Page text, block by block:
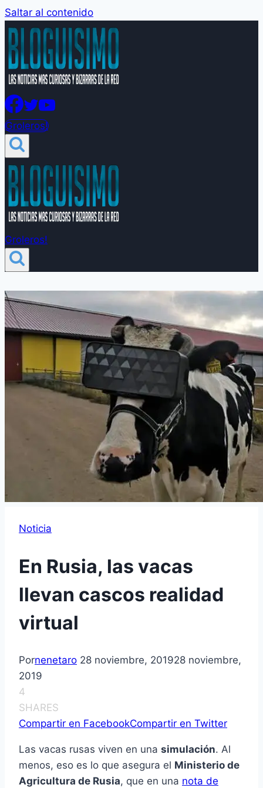
Saltar al contenido
Groleros!
Groleros!
Noticia
En Rusia, las vacas
llevan cascos realidad
virtual
Pornenetaro 28 noviembre, 201928 noviembre,
2019
4
SHARES
Compartir en FacebookCompartir en Twitter
Las vacas rusas viven en una simulación. Al
menos, eso es lo que asegura el Ministerio de
Agricultura de Rusia, que en una nota de